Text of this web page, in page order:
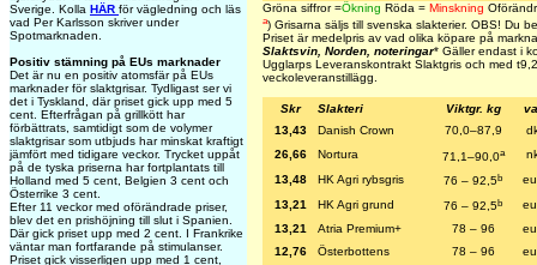
Sverige. Kolla HÄR för vägledning och läs
vad Per Karlsson skriver under
Spotmarknaden.
Positiv stämning på EUs marknader
Det är nu en positiv atomsfär på EUs
marknader för slaktgrisar. Tydligast ser vi
det i Tyskland, där priset gick upp med 5
cent. Efterfrågan på grillkött har
förbättrats, samtidigt som de volymer
slaktgrisar som utbjuds har minskat kraftigt
jämfört med tidigare veckor. Trycket uppåt
på de tyska priserna har fortplantats till
Holland med 5 cent, Belgien 3 cent och
Österrike 3 cent.
Efter 11 veckor med oförändrade priser,
blev det en prishöjning till slut i Spanien.
Där gick priset upp med 2 cent. I Frankrike
väntar man fortfarande på stimulanser.
Priset gick visserligen upp med 1 cent,
Gröna siffror =Ökning Röda = Minskning
a) Grisarna säljs till svenska slakterier. OBS! Du
Priset är medelpris av vad olika köpare på
Slaktsvin, Norden, noteringar* Gäller endast i
Ugglarps Leveranskontrakt Slaktgris och med t
veckoleveranstillägg.
Skr Slakteri Viktgr. kg
13,43
Danish Crown 70,0–87,9
26,66
Nortura 71,1–90,0a
13,48
HK Agri rybsgris 76 – 92,5b
13,21
HK Agri grund 76 – 92,5b
13,21
Atria Premium+ 78 – 96
12,76
Österbottens 78 – 96